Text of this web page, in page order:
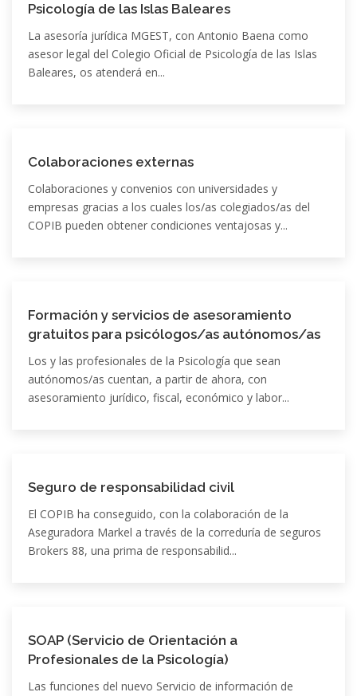
Psicología de las Islas Baleares
La asesoría jurídica MGEST, con Antonio Baena como
asesor legal del Colegio Oficial de Psicología de las Islas
Baleares, os atenderá en...
Colaboraciones externas
Colaboraciones y convenios con universidades y
empresas gracias a los cuales los/as colegiados/as del
COPIB pueden obtener condiciones ventajosas y...
Formación y servicios de asesoramiento
gratuitos para psicólogos/as autónomos/as
Los y las profesionales de la Psicología que sean
autónomos/as cuentan, a partir de ahora, con
asesoramiento jurídico, fiscal, económico y labor...
Seguro de responsabilidad civil
El COPIB ha conseguido, con la colaboración de la
Aseguradora Markel a través de la correduría de seguros
Brokers 88, una prima de responsabilid...
SOAP (Servicio de Orientación a
Profesionales de la Psicología)
Las funciones del nuevo Servicio de información de